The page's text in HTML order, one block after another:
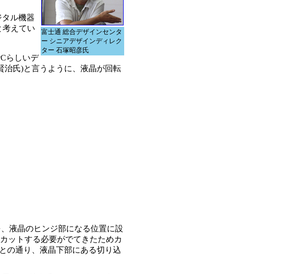
富士通 総合デザインセンタ
ー シニアデザインディレク
ター 石塚昭彦氏
ル機器
考えてい
らしいデ
治氏)と言うように、液晶が回転
液晶のヒンジ部になる位置に設
ットする必要がでてきたためカ
の通り、液晶下部にある切り込